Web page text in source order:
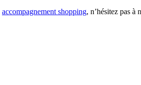
accompagnement shopping, n’hésitez pas à